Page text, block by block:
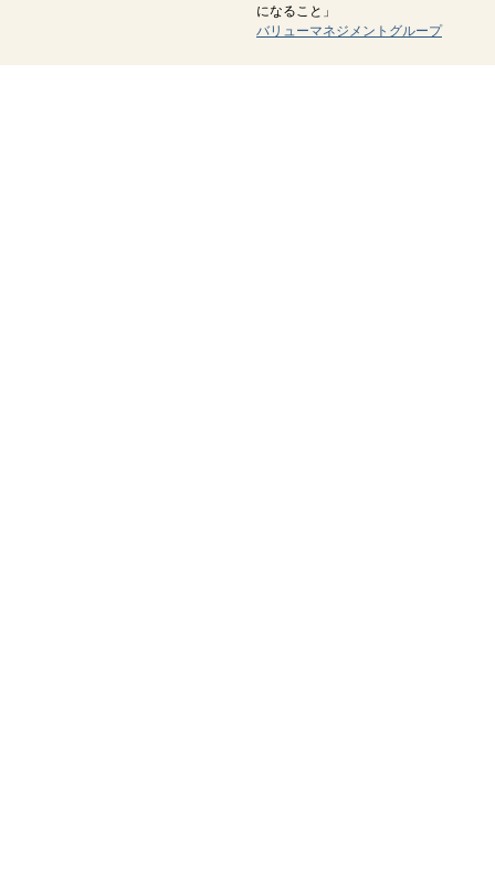
になること」
バリューマネジメントグループ